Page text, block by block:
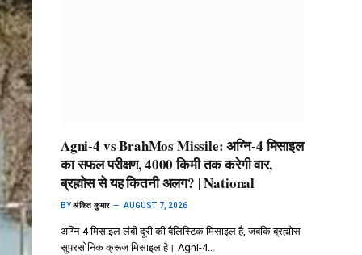
Agni-4 vs BrahMos Missile: अग्नि-4 मिसाइल
का सफल परीक्षण, 4000 किमी तक करेगी वार,
ब्रह्मोस से यह कितनी अलग? | National
BYअंकित कुमार AUGUST 7, 2026
अग्नि-4 मिसाइल लंबी दूरी की बैलिस्टिक मिसाइल है, जबकि ब्रह्मोस
सुपरसोनिक क्रूज मिसाइल है। Agni-4…